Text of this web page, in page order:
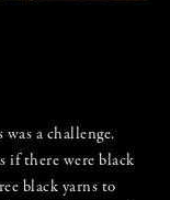
a challenge.
if there were black
black yarns to